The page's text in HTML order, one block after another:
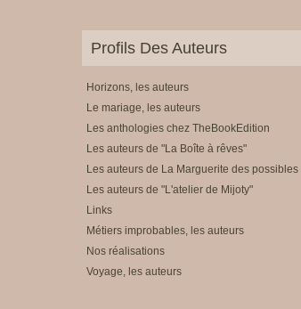
Profils Des Auteurs
Horizons, les auteurs
Le mariage, les auteurs
Les anthologies chez TheBookEdition
Les auteurs de "La Boîte à rêves"
Les auteurs de La Marguerite des possibles
Les auteurs de "L'atelier de Mijoty"
Links
Métiers improbables, les auteurs
Nos réalisations
Voyage, les auteurs